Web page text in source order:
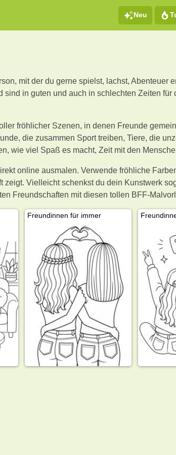
Neu
mit der du gerne spielst, lachst, Abenteuer
in guten und auch in schlechten Zeiten
fröhlicher Szenen, in denen Freunde
die zusammen Sport treiben, Tiere, die
wie viel Spaß es macht, Zeit mit den
online ausmalen. Verwende fröhliche
Vielleicht schenkst du dein Kunstwerk
Freundschaften mit diesen tollen BFF-
Freundinnen für immer